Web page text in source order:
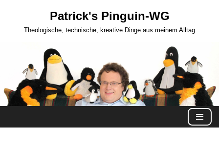
Patrick's Pinguin-WG
Theologische, technische, kreative Dinge aus meinem Alltag